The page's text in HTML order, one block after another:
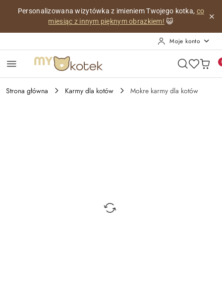
Przejdź do treści głównej
Przejdź do wyszukiwarki
Przejdź do moje konto
Przejdź do menu głównego
Przejdź do opisu produktu
Przejdź do stopki
Personalizowana wizytówka z imieniem Twojego kotka, co
miesiąc z innym pięknym obrazkiem! 😺
Moje konto
Strona główna Karmy dla kotów Mokre karmy dla kotów